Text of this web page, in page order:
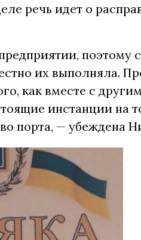
речь идет о
поэтому
их выполняла.
как вместе с
инстанции на
порта, — убеждена